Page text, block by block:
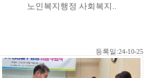
노인복지행정 사회복지..
등록일:24-10-25